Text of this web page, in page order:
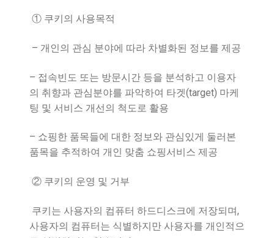
① 쿠키의 사용목적
– 개인의 관심 분야에 따라 차별화된 정보를 제공
– 접속빈도 또는 방문시간 등을 분석하고 이용자
의 취향과 관심분야를 파악하여 타겟(target) 마케
팅 및 서비스 개선의 척도로 활용
– 쇼핑한 품목들에 대한 정보와 관심있게 둘러본
품목을 추적하여 개인 맞춤 쇼핑서비스 제공
② 쿠키의 운영 및 거부
쿠키는 사용자의 컴퓨터 하드디스크에 저장되며,
사용자의 컴퓨터는 식별하지만 사용자를 개인적으